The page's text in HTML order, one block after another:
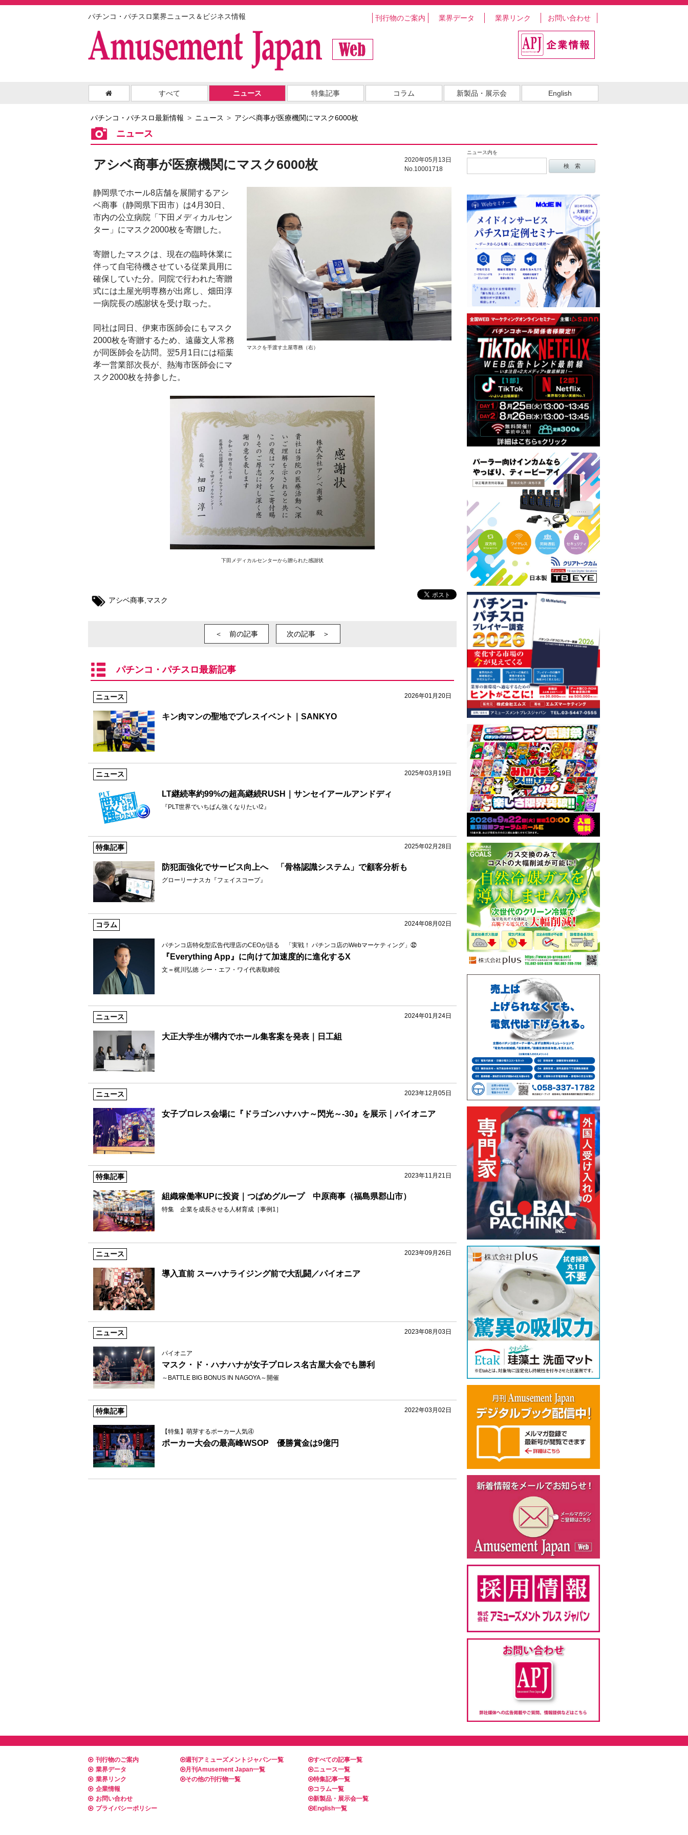
パチンコ・パチスロ業界ニュース＆ビジネス情報 刊行物のご案内 業界データ 業界リンク お問い合わせ
すべて ニュース 特集記事 コラム 新製品・展示会 English
パチンコ・パチスロ最新情報 ニュース アシベ商事が医療機関にマスク6000枚
ニュース
ニュース内を
2020年05月13日
No.10001718
アシベ商事が医療機関にマスク6000枚
マスクを手渡す土屋専務（右）
静岡県でホール8店舗を展開するアシ
ベ商事（静岡県下田市）は4月30日、
市内の公立病院「下田メディカルセン
ター」にマスク2000枚を寄贈した。
寄贈したマスクは、現在の臨時休業に
伴って自宅待機させている従業員用に
確保していた分。同院で行われた寄贈
式には土屋光明専務が出席し、畑田淳
一病院長の感謝状を受け取った。
同社は同日、伊東市医師会にもマスク
2000枚を寄贈するため、遠藤文人常務
が同医師会を訪問。翌5月1日には稲葉
孝一営業部次長が、熱海市医師会にマ
スク2000枚を持参した。
下田メディカルセンターから贈られた感謝状
アシベ商事,マスク
＜ 前の記事 次の記事 ＞
パチンコ・パチスロ最新記事
2026年01月20日
ニュース
キン肉マンの聖地でプレスイベント｜SANKYO
2025年03月19日
ニュース
LT継続率約99%の超高継続RUSH｜サンセイアールアンドディ
『PLT世界でいちばん強くなりたい!2』
2025年02月28日
特集記事
防犯面強化でサービス向上へ 「骨格認識システム」で顧客分析も
グローリーナスカ『フェイスコープ』
2024年08月02日
コラム
パチンコ店特化型広告代理店のCEOが語る 「実戦！ パチンコ店のWebマーケティング」㉜
『Everything App』に向けて加速度的に進化するX
文＝梶川弘徳 シー・エフ・ワイ代表取締役
2024年01月24日
ニュース
大正大学生が構内でホール集客案を発表｜日工組
2023年12月05日
ニュース
女子プロレス会場に『ドラゴンハナハナ～閃光～-30』を展示｜パイオニア
2023年11月21日
特集記事
組織稼働率UPに投資｜つばめグループ 中原商事（福島県郡山市）
特集 企業を成長させる人材育成［事例1］
2023年09月26日
ニュース
導入直前 スーハナライジング前で大乱闘／パイオニア
2023年08月03日
ニュース
パイオニア
マスク・ド・ハナハナが女子プロレス名古屋大会でも勝利
～BATTLE BIG BONUS IN NAGOYA～開催
2022年03月02日
特集記事
【特集】萌芽するポーカー人気④
ポーカー大会の最高峰WSOP 優勝賞金は9億円
刊行物のご案内
業界データ
業界リンク
企業情報
お問い合わせ
プライバシーポリシー
週刊アミューズメントジャパン一覧
月刊Amusement Japan一覧
その他の刊行物一覧
すべての記事一覧
ニュース一覧
特集記事一覧
コラム一覧
新製品・展示会一覧
English一覧